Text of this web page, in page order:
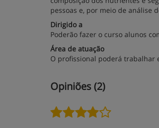
pessoas e, por meio de análise
Dirigido a
Poderão fazer o curso alunos
Área de atuação
O profissional poderá trabalhar
Opiniões (2)